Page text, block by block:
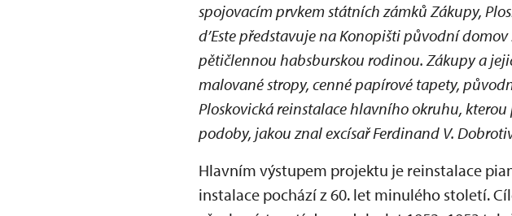
spojovacím prvkem státních zámků Zákupy,
d’Este představuje na Konopišti původní
pětičlennou habsburskou rodinou. Zákupy a
malované stropy, cenné papírové tapety,
Ploskovická reinstalace hlavního okruhu,
podoby, jakou znal excísař Ferdinand V.
Hlavním výstupem projektu je reinstalace
instalace pochází z 60. let minulého století.